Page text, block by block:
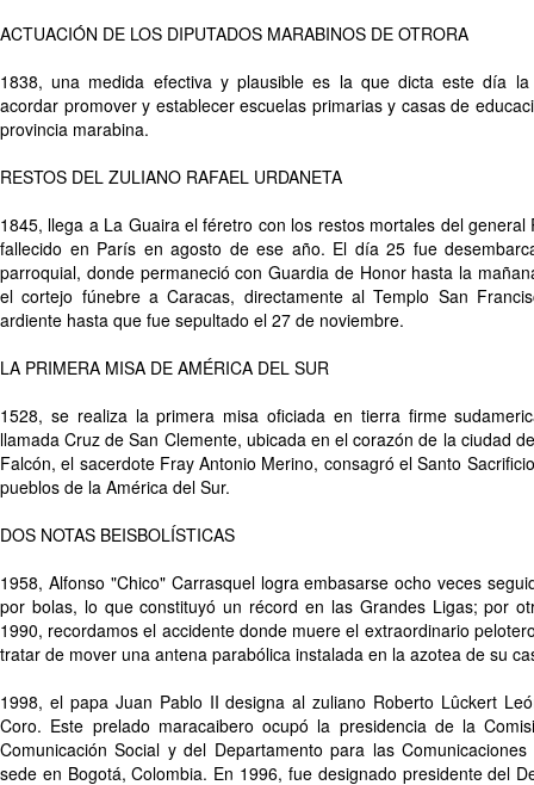
ACTUACIÓN DE LOS DIPUTADOS MARABINOS DE OTRORA
1838, una medida efectiva y plausible es la que dicta este día
acordar promover y establecer escuelas primarias y casas de
provincia marabina.
RESTOS DEL ZULIANO RAFAEL URDANETA
1845, llega a La Guaira el féretro con los restos mortales del
fallecido en París en agosto de ese año. El día 25 fue
parroquial, donde permaneció con Guardia de Honor hasta la
el cortejo fúnebre a Caracas, directamente al Templo San
ardiente hasta que fue sepultado el 27 de noviembre.
LA PRIMERA MISA DE AMÉRICA DEL SUR
1528, se realiza la primera misa oficiada en tierra firme
llamada Cruz de San Clemente, ubicada en el corazón de la ciudad
Falcón, el sacerdote Fray Antonio Merino, consagró el Santo
pueblos de la América del Sur.
DOS NOTAS BEISBOLÍSTICAS
1958, Alfonso "Chico" Carrasquel logra embasarse ocho veces
por bolas, lo que constituyó un récord en las Grandes Ligas; por
1990, recordamos el accidente donde muere el extraordinario
tratar de mover una antena parabólica instalada en la azotea de su
1998, el papa Juan Pablo II designa al zuliano Roberto Lûckert
Coro. Este prelado maracaibero ocupó la presidencia de la
Comunicación Social y del Departamento para las
sede en Bogotá, Colombia. En 1996, fue designado presidente del